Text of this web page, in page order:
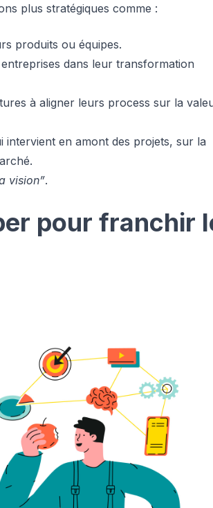
plus stratégiques comme :
produits ou équipes.
dans leur transformation
à aligner leurs process sur la
intervient en amont des projets, sur la
vision”.
pour franchir